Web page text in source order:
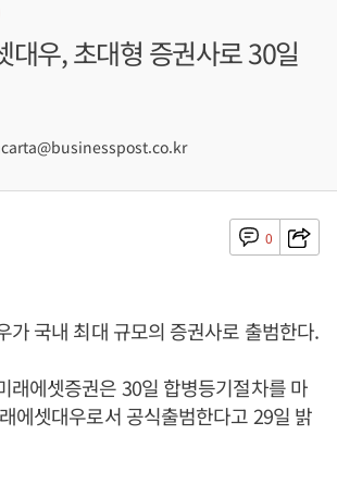
대우, 초대형 증권사로 30일
0
가 국내 최대 규모의 증권사로 출범한다.
래에셋증권은 30일 합병등기절차를 마
에셋대우로서 공식출범한다고 29일 밝